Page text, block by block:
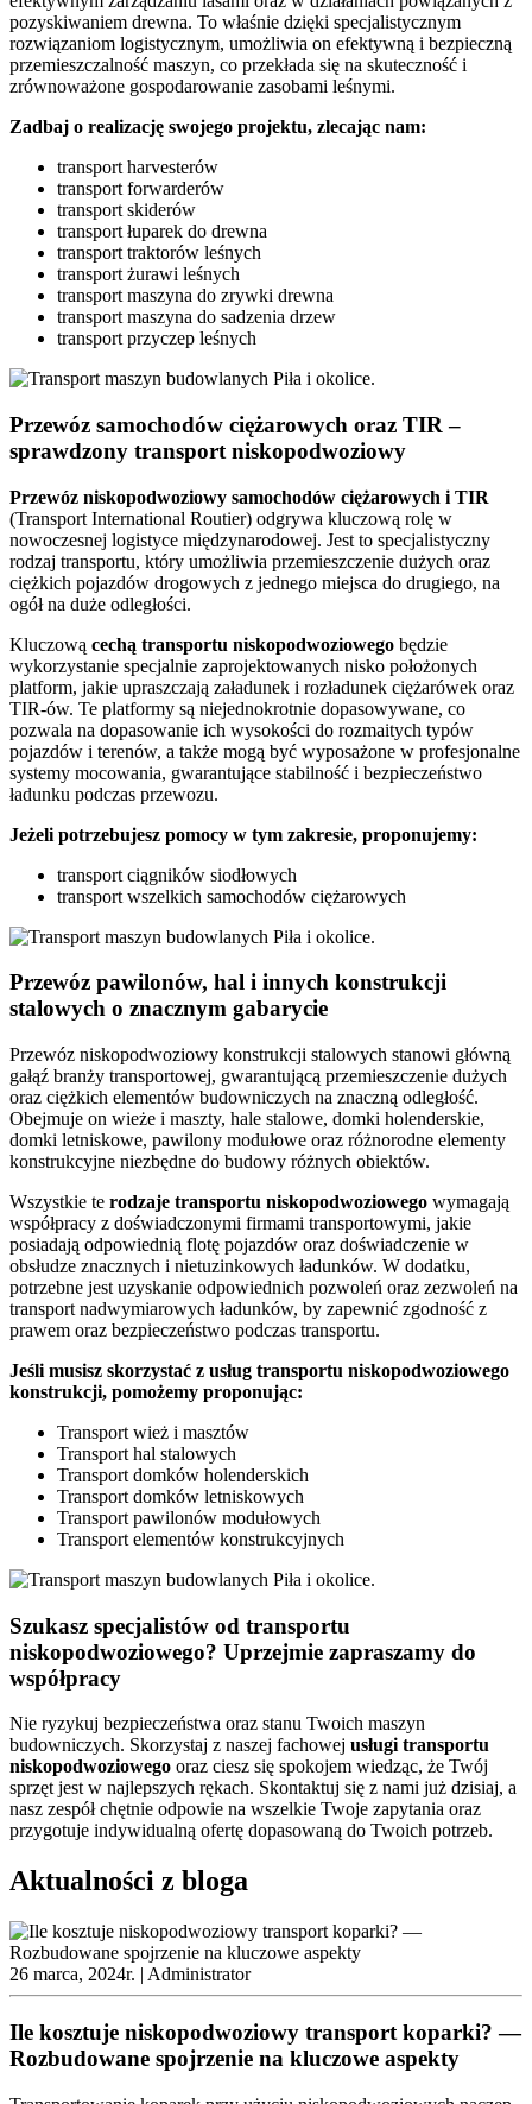
pozyskiwaniem drewna. To właśnie dzięki specjalistycznym
rozwiązaniom logistycznym, umożliwia on efektywną i bezpieczną
przemieszczalność maszyn, co przekłada się na skuteczność i
zrównoważone gospodarowanie zasobami leśnymi.
Zadbaj o realizację swojego projektu, zlecając nam:
transport harvesterów
transport forwarderów
transport skiderów
transport łuparek do drewna
transport traktorów leśnych
transport żurawi leśnych
transport maszyna do zrywki drewna
transport maszyna do sadzenia drzew
transport przyczep leśnych
Przewóz samochodów ciężarowych oraz TIR –
sprawdzony transport niskopodwoziowy
Przewóz niskopodwoziowy samochodów ciężarowych i TIR
(Transport International Routier) odgrywa kluczową rolę w
nowoczesnej logistyce międzynarodowej. Jest to specjalistyczny
rodzaj transportu, który umożliwia przemieszczenie dużych oraz
ciężkich pojazdów drogowych z jednego miejsca do drugiego, na
ogół na duże odległości.
Kluczową cechą transportu niskopodwoziowego będzie
wykorzystanie specjalnie zaprojektowanych nisko położonych
platform, jakie upraszczają załadunek i rozładunek ciężarówek oraz
TIR-ów. Te platformy są niejednokrotnie dopasowywane, co
pozwala na dopasowanie ich wysokości do rozmaitych typów
pojazdów i terenów, a także mogą być wyposażone w profesjonalne
systemy mocowania, gwarantujące stabilność i bezpieczeństwo
ładunku podczas przewozu.
Jeżeli potrzebujesz pomocy w tym zakresie, proponujemy:
transport ciągników siodłowych
transport wszelkich samochodów ciężarowych
Przewóz pawilonów, hal i innych konstrukcji
stalowych o znacznym gabarycie
Przewóz niskopodwoziowy konstrukcji stalowych stanowi główną
gałąź branży transportowej, gwarantującą przemieszczenie dużych
oraz ciężkich elementów budowniczych na znaczną odległość.
Obejmuje on wieże i maszty, hale stalowe, domki holenderskie,
domki letniskowe, pawilony modułowe oraz różnorodne elementy
konstrukcyjne niezbędne do budowy różnych obiektów.
Wszystkie te rodzaje transportu niskopodwoziowego wymagają
współpracy z doświadczonymi firmami transportowymi, jakie
posiadają odpowiednią flotę pojazdów oraz doświadczenie w
obsłudze znacznych i nietuzinkowych ładunków. W dodatku,
potrzebne jest uzyskanie odpowiednich pozwoleń oraz zezwoleń na
transport nadwymiarowych ładunków, by zapewnić zgodność z
prawem oraz bezpieczeństwo podczas transportu.
Jeśli musisz skorzystać z usług transportu niskopodwoziowego
konstrukcji, pomożemy proponując:
Transport wież i masztów
Transport hal stalowych
Transport domków holenderskich
Transport domków letniskowych
Transport pawilonów modułowych
Transport elementów konstrukcyjnych
Szukasz specjalistów od transportu
niskopodwoziowego? Uprzejmie zapraszamy do
współpracy
Nie ryzykuj bezpieczeństwa oraz stanu Twoich maszyn
budowniczych. Skorzystaj z naszej fachowej usługi transportu
niskopodwoziowego oraz ciesz się spokojem wiedząc, że Twój
sprzęt jest w najlepszych rękach. Skontaktuj się z nami już dzisiaj, a
nasz zespół chętnie odpowie na wszelkie Twoje zapytania oraz
przygotuje indywidualną ofertę dopasowaną do Twoich potrzeb.
Aktualności z bloga
26 marca, 2024r. | Administrator
Ile kosztuje niskopodwoziowy transport koparki? —
Rozbudowane spojrzenie na kluczowe aspekty